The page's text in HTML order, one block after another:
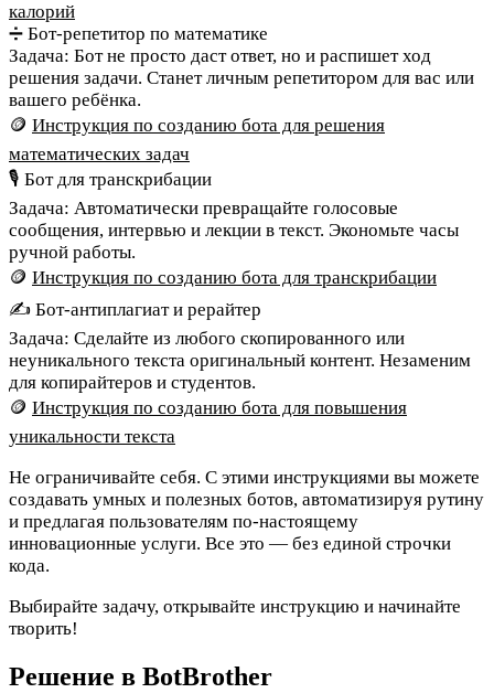
калорий
➗ Бот-репетитор по математике
Задача: Бот не просто даст ответ, но и распишет ход
решения задачи. Станет личным репетитором для вас или
вашего ребёнка.
🪙 Инструкция по созданию бота для решения
математических задач
🎙️ Бот для транскрибации
Задача: Автоматически превращайте голосовые
сообщения, интервью и лекции в текст. Экономьте часы
ручной работы.
🪙 Инструкция по созданию бота для транскрибации
✍️ Бот-антиплагиат и рерайтер
Задача: Сделайте из любого скопированного или
неуникального текста оригинальный контент. Незаменим
для копирайтеров и студентов.
🪙 Инструкция по созданию бота для повышения
уникальности текста
Не ограничивайте себя. С этими инструкциями вы можете
создавать умных и полезных ботов, автоматизируя рутину
и предлагая пользователям по-настоящему
инновационные услуги. Все это — без единой строчки
кода.
Выбирайте задачу, открывайте инструкцию и начинайте
творить!
Решение в BotBrother